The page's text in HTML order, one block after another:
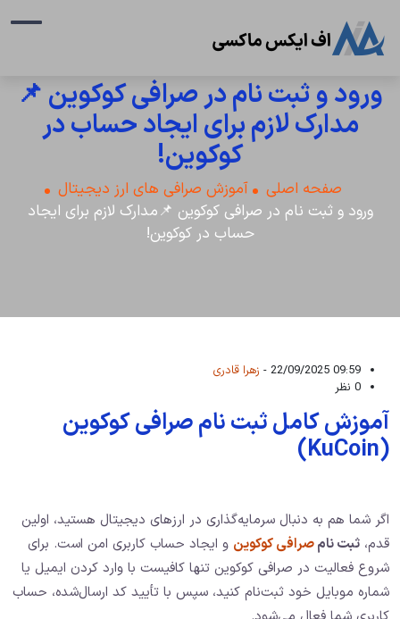
ورود و ثبت نام در صرافی کوکوین 📌
مدارک لازم برای ایجاد حساب در
کوکوین!
صفحه اصلی
آموزش صرافی های ارز دیجیتال
ورود و ثبت نام در صرافی کوکوین 📌مدارک لازم برای ایجاد
حساب در کوکوین!
09:59 22/09/2025 -
زهرا قادری
0 نظر
آموزش کامل ثبت نام صرافی کوکوین
(KuCoin)
اگر شما هم به دنبال سرمایه‌گذاری در ارزهای دیجیتال هستید، اولین
قدم، ثبت نامصرافی کوکوین و ایجاد حساب کاربری امن است. برای
شروع فعالیت در صرافی کوکوین تنها کافیست با وارد کردن ایمیل یا
شماره موبایل خود ثبت‌نام کنید، سپس با تأیید کد ارسال‌شده، حساب